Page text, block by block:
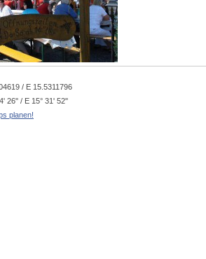
/ E 15.5311796
26'' / E 15° 31' 52''
planen!